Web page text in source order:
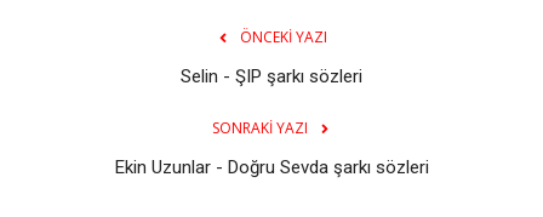
ÖNCEKI YAZI
Selin - ŞIP şarkı sözleri
SONRAKI YAZI
Ekin Uzunlar - Doğru Sevda şarkı sözleri